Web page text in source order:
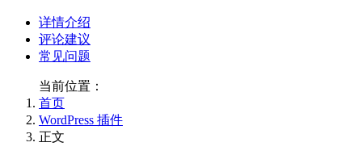
详情介绍
评论建议
常见问题
当前位置：
首页
WordPress 插件
正文